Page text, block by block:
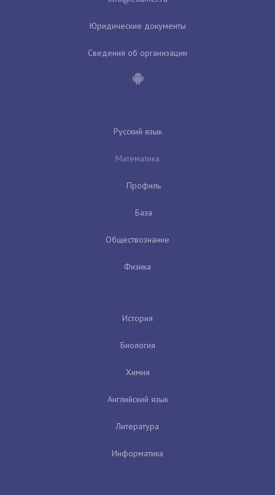
Юридические документы
Сведения об организации
Русский язык
Математика
Профиль
База
Обществознание
Физика
История
Биология
Химия
Английский язык
Литература
Информатика